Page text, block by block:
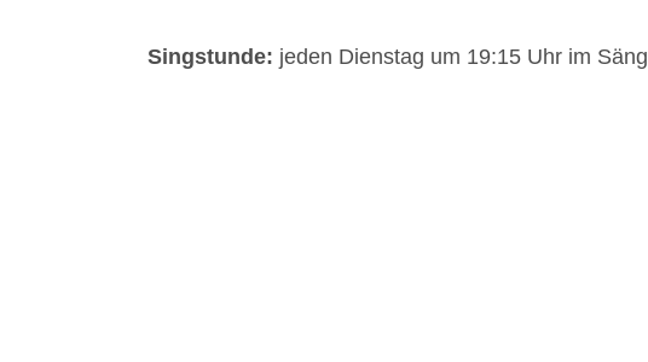
Singstunde: jeden Dienstag um 19:15 Uhr im